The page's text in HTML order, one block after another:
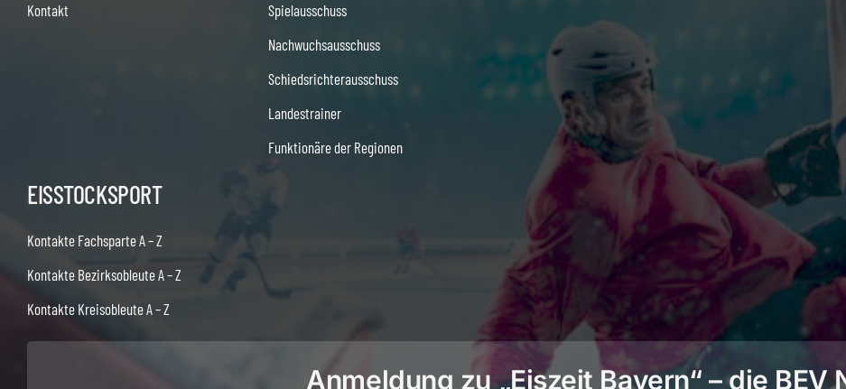
Kontakt
Spielausschuss
Nachwuchsausschuss
Schiedsrichterausschuss
Landestrainer
Funktionäre der Regionen
EISSTOCKSPORT
Kontakte Fachsparte A – Z
Kontakte Bezirksobleute A – Z
Kontakte Kreisobleute A – Z
Anmeldung zu „Eiszeit Bayern“ – die BEV